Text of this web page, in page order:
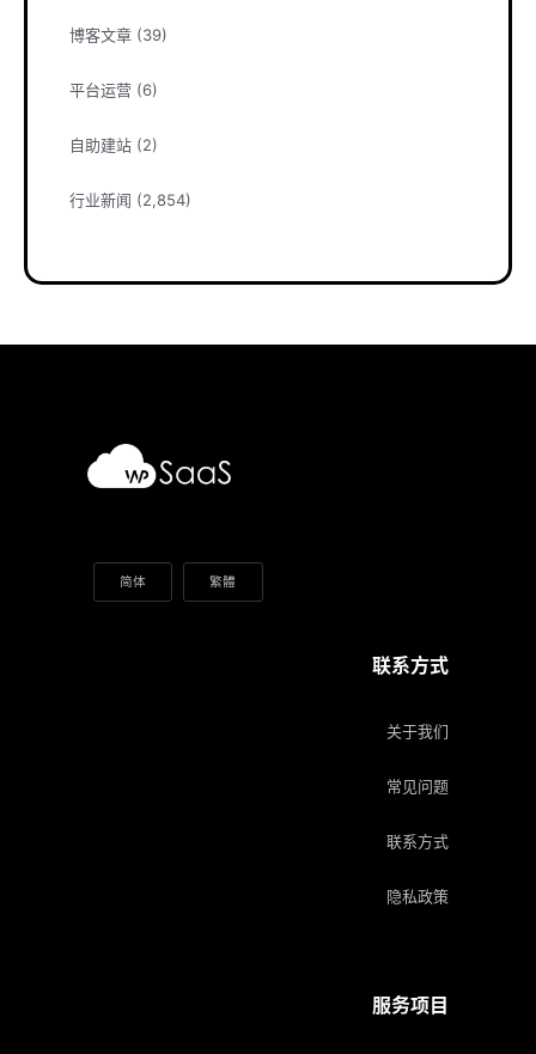
博客文章 (39)
平台运营 (6)
自助建站 (2)
行业新闻 (2,854)
简体 繁體
联系方式
关于我们
常见问题
联系方式
隐私政策
服务项目